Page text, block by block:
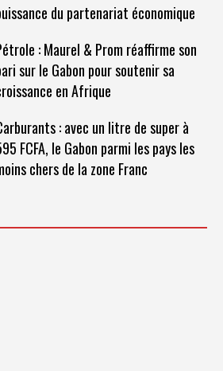
du partenariat économique
: Maurel & Prom réaffirme son
sur le Gabon pour soutenir sa
en Afrique
: avec un litre de super à
FCFA, le Gabon parmi les pays les
chers de la zone Franc